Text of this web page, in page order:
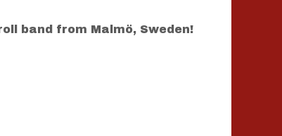
band from Malmö, Sweden!